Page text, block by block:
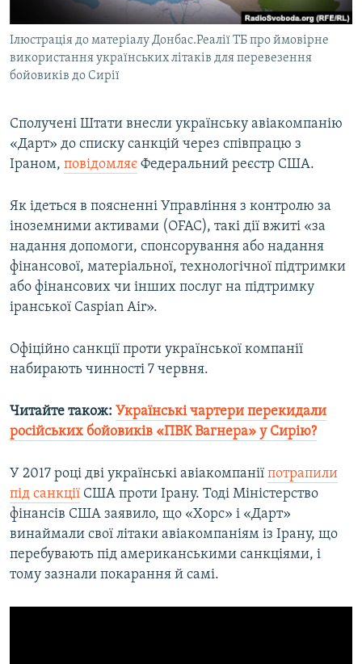
ПОДКАСТИ
КРИМ РЕАЛІЇ
УКР
КТАТ
Усі сайти RFE/RL
Ілюстрація до матеріалу Донбас.Реалії ТБ про ймовірне
використання українських літаків для перевезення
бойовиків до Сирії
Сполучені Штати внесли українську авіакомпанію
«Дарт» до списку санкцій через співпрацю з
Іраном, повідомляє Федеральний реєстр США.
Як ідеться в поясненні Управління з контролю за
іноземними активами (OFAC), такі дії вжиті «за
надання допомоги, спонсорування або надання
фінансової, матеріальної, технологічної підтримки
або фінансових чи інших послуг на підтримку
іранської Caspian Air».
Офіційно санкції проти української компанії
набирають чинності 7 червня.
Читайте також: Українські чартери перекидали
російських бойовиків «ПВК Вагнера» у Сирію?
У 2017 році дві українські авіакомпанії потрапили
під санкції США проти Ірану. Тоді Міністерство
фінансів США заявило, що «Хорс» і «Дарт»
винаймали свої літаки авіакомпаніям із Ірану, що
перебувають під американськими санкціями, і
тому зазнали покарання й самі.